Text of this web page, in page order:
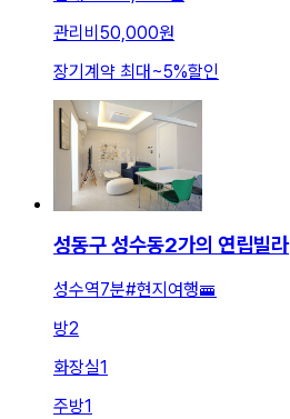
관리비 50,000원
장기계약 최대 ~5%할인
성동구 성수동2가의 연립빌라
성수역7분#현지여행🚟
방2
화장실1
주방1